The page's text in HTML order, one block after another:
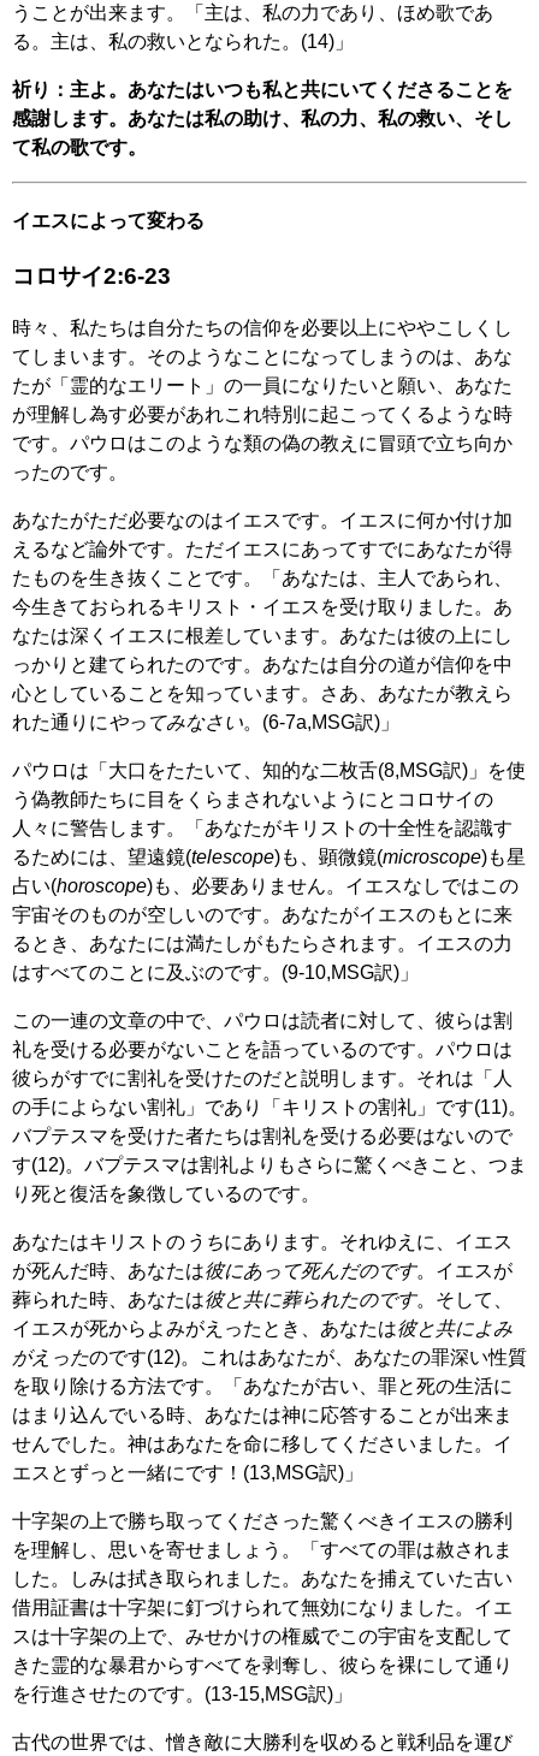
うことが出来ます。「主は、私の力であり、ほめ歌であ
る。主は、私の救いとなられた。(14)」
祈り：主よ。あなたはいつも私と共にいてくださることを
感謝します。あなたは私の助け、私の力、私の救い、そし
て私の歌です。
イエスによって変わる
コロサイ2:6-23
時々、私たちは自分たちの信仰を必要以上にややこしくし
てしまいます。そのようなことになってしまうのは、あな
たが「霊的なエリート」の一員になりたいと願い、あなた
が理解し為す必要があれこれ特別に起こってくるような時
です。パウロはこのような類の偽の教えに冒頭で立ち向か
ったのです。
あなたがただ必要なのはイエスです。イエスに何か付け加
えるなど論外です。ただイエスにあってすでにあなたが得
たものを生き抜くことです。「あなたは、主人であられ、
今生きておられるキリスト・イエスを受け取りました。あ
なたは深くイエスに根差しています。あなたは彼の上にし
っかりと建てられたのです。あなたは自分の道が信仰を中
心としていることを知っています。さあ、あなたが教えら
れた通りにやってみなさい。(6-7a,MSG訳)」
パウロは「大口をたたいて、知的な二枚舌(8,MSG訳)」を使
う偽教師たちに目をくらまされないようにとコロサイの
人々に警告します。「あなたがキリストの十全性を認識す
るためには、望遠鏡(telescope)も、顕微鏡(microscope)も星
占い(horoscope)も、必要ありません。イエスなしではこの
宇宙そのものが空しいのです。あなたがイエスのもとに来
るとき、あなたには満たしがもたらされます。イエスの力
はすべてのことに及ぶのです。(9-10,MSG訳)」
この一連の文章の中で、パウロは読者に対して、彼らは割
礼を受ける必要がないことを語っているのです。パウロは
彼らがすでに割礼を受けたのだと説明します。それは「人
の手によらない割礼」であり「キリストの割礼」です(11)。
バプテスマを受けた者たちは割礼を受ける必要はないので
す(12)。バプテスマは割礼よりもさらに驚くべきこと、つま
り死と復活を象徴しているのです。
あなたはキリストの うちにあります。それゆえに、イエス
が死んだ時、あなたは彼にあって死んだのです。イエスが
葬られた時、あなたは彼と共に葬られたのです。そして、
イエスが死からよみがえったとき、あなたは彼と共によみ
がえったのです(12)。
これはあなたが、あなたの罪深い性質
を取り除ける方法です。「あなたが古い、罪と死の生活に
はまり込んでいる時、あなたは神に応答することが出来ま
せんでした。神はあなたを命に移してくださいました。イ
エスとずっと一緒にです！(13,MSG訳)」
十字架の上で勝ち取ってくださった驚くべきイエスの勝利
を理解し、思いを寄せましょう。「すべての罪は赦されま
した。しみは拭き取られました。あなたを捕えていた古い
借用証書は十字架に釘づけられて無効になりました。イエ
スは十字架の上で、みせかけの権威でこの宇宙を支配して
きた霊的な暴君からすべてを剥奪し、彼らを裸にして通り
を行進させたのです。(13-15,MSG訳)」
古代の世界では、憎き敵に大勝利を収めると戦利品を運び